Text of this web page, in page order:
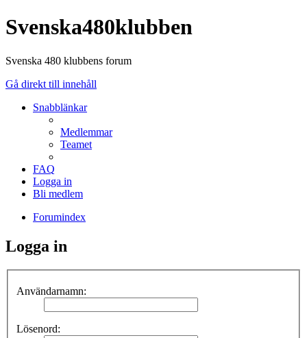
Svenska480klubben
Svenska 480 klubbens forum
Gå direkt till innehåll
Snabblänkar
Medlemmar
Teamet
FAQ
Logga in
Bli medlem
Forumindex
Logga in
Användarnamn:
Lösenord: